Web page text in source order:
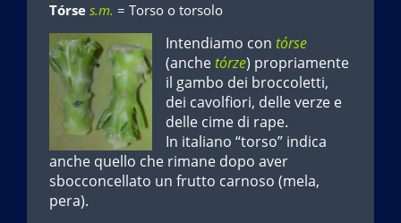
Tórse s.m. = Torso o torsolo
Intendiamo con tórse
(anchetórze) propriamente
il gambo dei broccoletti,
dei cavolfiori, delle verze e
delle cime di rape.
In italiano “torso” indica
anche quello che rimane dopo aver
sbocconcellato un frutto carnoso (mela,
pera).